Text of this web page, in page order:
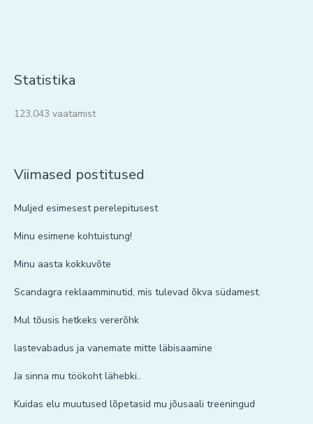
Statistika
123,043 vaatamist
Viimased postitused
Muljed esimesest perelepitusest
Minu esimene kohtuistung!
Minu aasta kokkuvõte
Scandagra reklaamminutid, mis tulevad õkva südamest.
Mul tõusis hetkeks vererõhk
lastevabadus ja vanemate mitte läbisaamine
Ja sinna mu töökoht lähebki..
Kuidas elu muutused lõpetasid mu jõusaali treeningud